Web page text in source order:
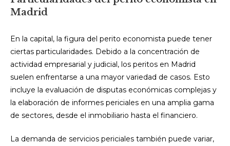
Madrid
En la capital, la figura del perito economista puede tener
ciertas particularidades. Debido a la concentración de
actividad empresarial y judicial, los peritos en Madrid
suelen enfrentarse a una mayor variedad de casos. Esto
incluye la evaluación de disputas económicas complejas y
la elaboración de informes periciales en una amplia gama
de sectores, desde el inmobiliario hasta el financiero.
La demanda de servicios periciales también puede variar,